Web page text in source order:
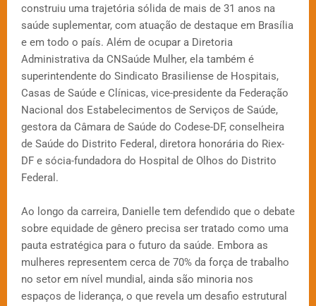
construiu uma trajetória sólida de mais de 31 anos na
saúde suplementar, com atuação de destaque em Brasília
e em todo o país. Além de ocupar a Diretoria
Administrativa da CNSaúde Mulher, ela também é
superintendente do Sindicato Brasiliense de Hospitais,
Casas de Saúde e Clínicas, vice-presidente da Federação
Nacional dos Estabelecimentos de Serviços de Saúde,
gestora da Câmara de Saúde do Codese-DF, conselheira
de Saúde do Distrito Federal, diretora honorária do Riex-
DF e sócia-fundadora do Hospital de Olhos do Distrito
Federal.
Ao longo da carreira, Danielle tem defendido que o debate
sobre equidade de gênero precisa ser tratado como uma
pauta estratégica para o futuro da saúde. Embora as
mulheres representem cerca de 70% da força de trabalho
no setor em nível mundial, ainda são minoria nos
espaços de liderança, o que revela um desafio estrutural